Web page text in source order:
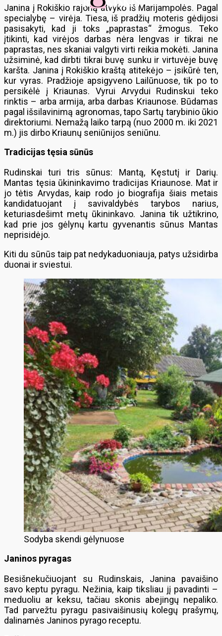
Janina į Rokiškio rajoną atvyko iš Marijampolės. Pagal
specialybę – virėja. Tiesa, iš pradžių moteris gėdijosi
pasisakyti, kad ji toks „paprastas“ žmogus. Teko
įtikinti, kad virėjos darbas nėra lengvas ir tikrai ne
paprastas, nes skaniai valgyti virti reikia mokėti. Janina
užsiminė, kad dirbti tikrai buvę sunku ir virtuvėje buvę
karšta. Janina į Rokiškio kraštą atitekėjo – įsikūrė ten,
kur vyras. Pradžioje apsigyveno Lailūnuose, tik po to
persikėlė į Kriaunas. Vyrui Arvydui Rudinskui teko
rinktis – arba armija, arba darbas Kriaunose. Būdamas
pagal išsilavinimą agronomas, tapo Sartų tarybinio ūkio
direktoriumi. Nemažą laiko tarpą (nuo 2000 m. iki 2021
m.) jis dirbo Kriaunų seniūnijos seniūnu.
Tradicijas tęsia sūnūs
Rudinskai turi tris sūnus: Mantą, Kęstutį ir Darių.
Mantas tęsia ūkininkavimo tradicijas Kriaunose. Mat ir
jo tėtis Arvydas, kaip rodo jo biografija šiais metais
kandidatuojant į savivaldybės tarybos narius,
keturiasdešimt metų ūkininkavo. Janina tik užtikrino,
kad prie jos gėlynų kartu gyvenantis sūnus Mantas
neprisidėjo.
Kiti du sūnūs taip pat nedykaduoniauja, patys užsidirba
duonai ir sviestui.
Sodyba skendi gėlynuose
Janinos pyragas
Besišnekučiuojant su Rudinskais, Janina pavaišino
savo keptu pyragu. Nežinia, kaip tiksliau jį pavadinti –
meduoliu ar keksu, tačiau skonis abejingų nepaliko.
Tad parvežtu pyragu pasivaišinusių kolegų prašymų,
dalinamės Janinos pyrago receptu.